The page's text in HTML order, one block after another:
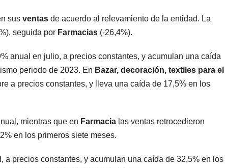
sus ventas de acuerdo al relevamiento de la entidad. La
seguida por Farmacias (-26,4%).
anual en julio, a precios constantes, y acumulan una caída
periodo de 2023. En Bazar, decoración, textiles para el
a precios constantes, y lleva una caída de 17,5% en los
mientras que en Farmacia las ventas retrocedieron
en los primeros siete meses.
a precios constantes, y acumulan una caída de 32,5% en los